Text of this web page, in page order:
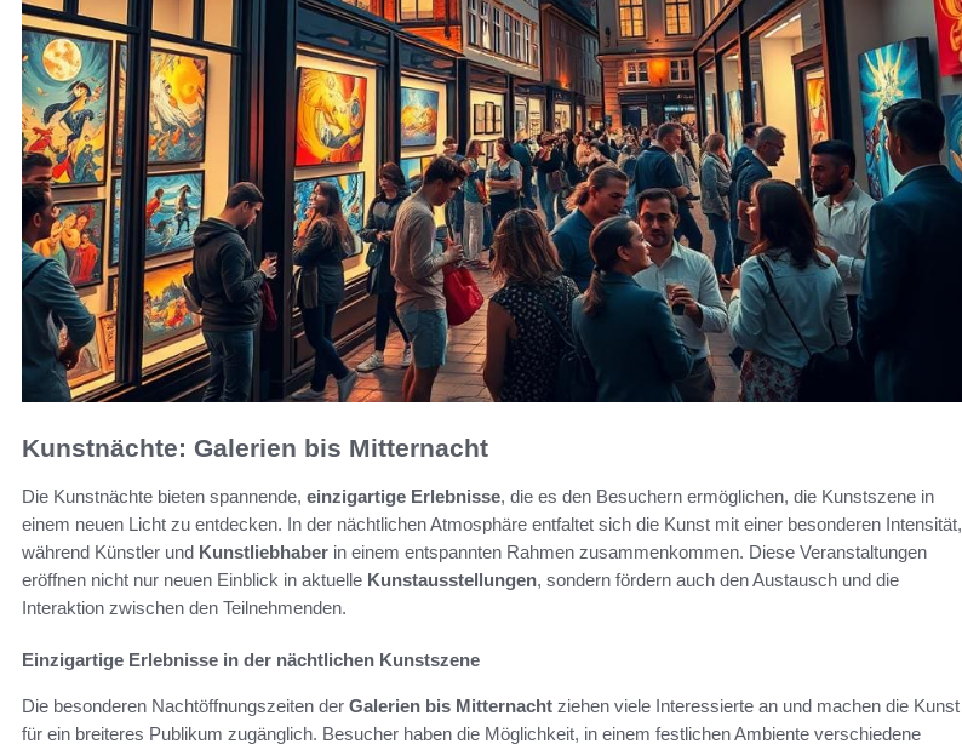
Kunstnächte: Galerien bis Mitternacht
Die Kunstnächte bieten spannende, einzigartige Erlebnisse, die es den Besuchern ermöglichen, die Kunstszene in
einem neuen Licht zu entdecken. In der nächtlichen Atmosphäre entfaltet sich die Kunst mit einer besonderen Intensität,
während Künstler und Kunstliebhaber in einem entspannten Rahmen zusammenkommen. Diese Veranstaltungen
eröffnen nicht nur neuen Einblick in aktuelle Kunstausstellungen, sondern fördern auch den Austausch und die
Interaktion zwischen den Teilnehmenden.
Einzigartige Erlebnisse in der nächtlichen Kunstszene
Die besonderen Nachtöffnungszeiten der Galerien bis Mitternacht ziehen viele Interessierte an und machen die Kunst
für ein breiteres Publikum zugänglich. Besucher haben die Möglichkeit, in einem festlichen Ambiente verschiedene